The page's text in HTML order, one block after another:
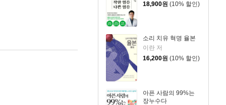
18,900원 (10% 할인)
소리 치유 혁명 율본
이란 저
16,200원 (10% 할인)
아픈 사람의 99%는
장누수다